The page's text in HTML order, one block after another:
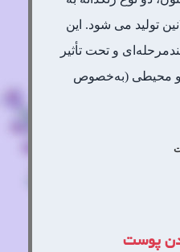
تولید می شود. این
و تحت تأثیر
و محیطی (به‌خصوص
پوست